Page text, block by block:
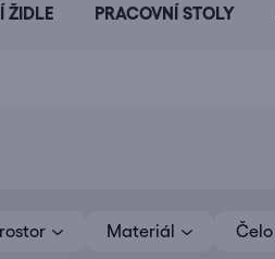
ŽIDLE PRACOVNÍ STOLY
Čelo
Materiál